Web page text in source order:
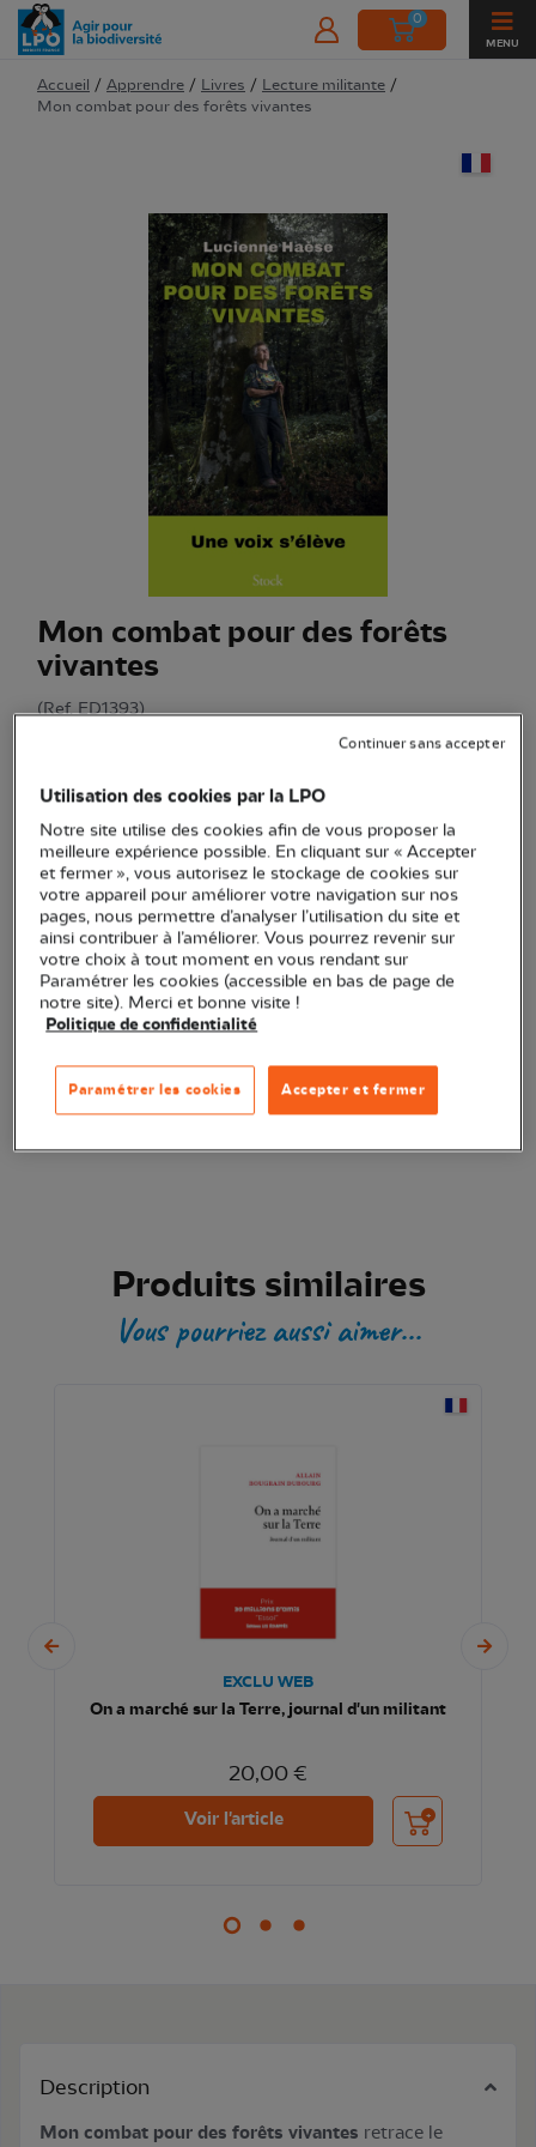
0
MENU
Accueil / Apprendre / Livres / Lecture militante /
Mon combat pour des forêts vivantes
Mon combat pour des forêts
vivantes
(Ref.ED1393)
figure emblématique du combat pour la préservation des
forêts françaises.Voir plus
Quantité
En stock
Ajouter au panier
Produits similaires
Vous pourriez aussi aimer...
EXCLU WEB
On a marché sur la Terre, journal d'un militant
20,00 €
Voir l'article Ajouter au panier
Description
Mon combat pour des forêts vivantes retrace le
Utilisation des cookies par la LPO
Notre site utilise des cookies afin de vous proposer la
meilleure expérience possible. En cliquant sur « Accepter
et fermer », vous autorisez le stockage de cookies sur
votre appareil pour améliorer votre navigation sur nos
pages, nous permettre d’analyser l’utilisation du site et
ainsi contribuer à l’améliorer. Vous pourrez revenir sur
votre choix à tout moment en vous rendant sur
Paramétrer les cookies (accessible en bas de page de
notre site). Merci et bonne visite !
Politique de confidentialité
Accepter et fermer
Paramétrer les cookies
Continuer sans accepter